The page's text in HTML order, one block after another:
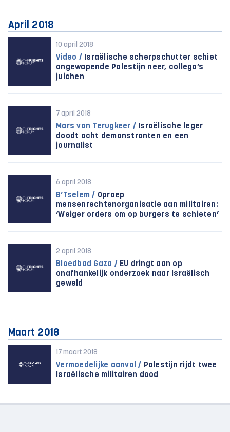
April 2018
10 april 2018
Video / Israëlische scherpschutter schiet
ongewapende Palestijn neer, collega’s
juichen
7 april 2018
Mars van Terugkeer / Israëlische leger
doodt acht demonstranten en een
journalist
6 april 2018
B’Tselem / Oproep
mensenrechtenorganisatie aan militairen:
‘Weiger orders om op burgers te schieten’
2 april 2018
Bloedbad Gaza / EU dringt aan op
onafhankelijk onderzoek naar Israëlisch
geweld
Maart 2018
17 maart 2018
Vermoedelijke aanval / Palestijn rijdt twee
Israëlische militairen dood